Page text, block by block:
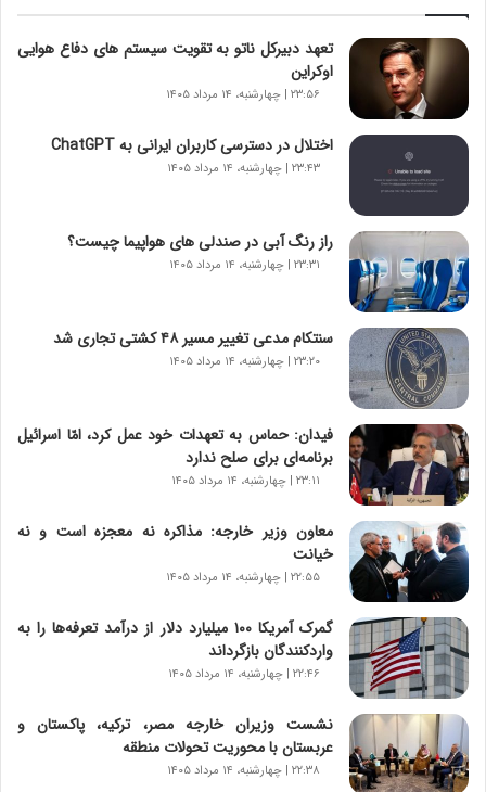
ا
ا
ن‌
د
ر
و
ر
و
ش
ن
ا
س
ت
|
ب
ر
ن
ا
م
ه
ج
د
د
ا
ر
ا
ن‌
تعهد دبیرکل ناتو به تقویت سیستم های دفاع هوایی
اوکراین
۲۳:۵۶ | چهارشنبه، ۱۴ مرداد ۱۴۰۵
اختلال در دسترسی کاربران ایرانی به ChatGPT
۲۳:۴۳ | چهارشنبه، ۱۴ مرداد ۱۴۰۵
راز رنگ آبی در صندلی های هواپیما چیست؟
۲۳:۳۱ | چهارشنبه، ۱۴ مرداد ۱۴۰۵
سنتکام مدعی تغییر مسیر ۴۸ کشتی تجاری شد
۲۳:۲۰ | چهارشنبه، ۱۴ مرداد ۱۴۰۵
فیدان: حماس به تعهدات خود عمل کرد، امّا اسرائیل
برنامه‌ای برای صلح ندارد
۲۳:۱۱ | چهارشنبه، ۱۴ مرداد ۱۴۰۵
معاون وزیر خارجه: مذاکره نه معجزه است و نه
خیانت
۲۲:۵۵ | چهارشنبه، ۱۴ مرداد ۱۴۰۵
گمرک آمریکا ۱۰۰ میلیارد دلار از درآمد تعرفه‌ها را به
واردکنندگان بازگرداند
۲۲:۴۶ | چهارشنبه، ۱۴ مرداد ۱۴۰۵
نشست وزیران خارجه مصر، ترکیه، پاکستان و
عربستان با محوریت تحولات منطقه
۲۲:۳۸ | چهارشنبه، ۱۴ مرداد ۱۴۰۵